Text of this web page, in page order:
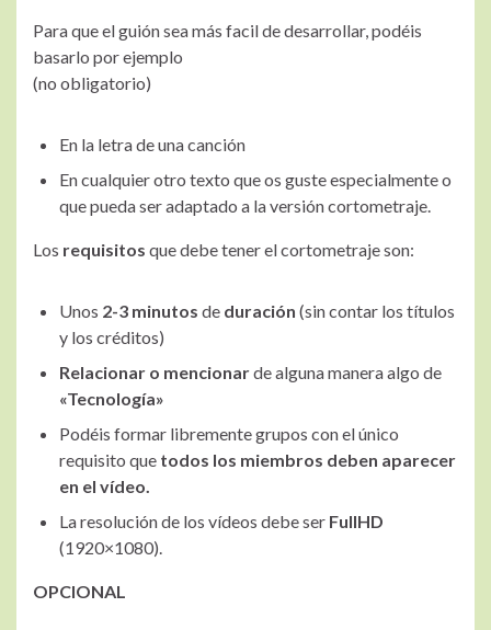
Para que el guión sea más facil de desarrollar, podéis
basarlo por ejemplo
(no obligatorio)
En la letra de una canción
En cualquier otro texto que os guste especialmente o
que pueda ser adaptado a la versión cortometraje.
Los requisitos que debe tener el cortometraje son:
Unos 2-3 minutos de duración (sin contar los títulos
y los créditos)
Relacionar o mencionarde alguna manera algo de
«Tecnología»
Podéis formar libremente grupos con el único
requisito que todos los miembros deben aparecer
en el vídeo.
La resolución de los vídeos debe ser FullHD
(1920×1080).
OPCIONAL